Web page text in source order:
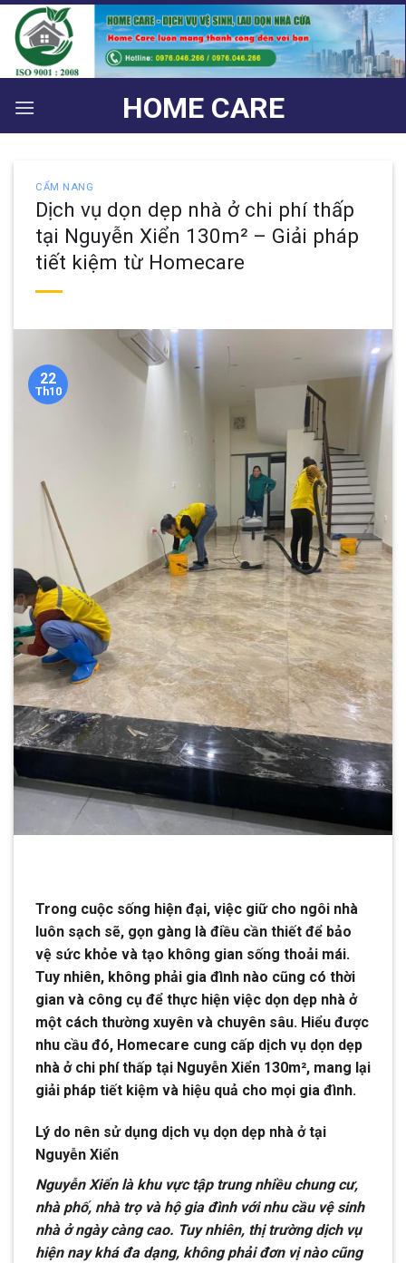
Bỏ
qua
nội
dung
HOME CARE
CẨM NANG
Dịch vụ dọn dẹp nhà ở chi phí thấp
tại Nguyễn Xiển 130m² – Giải pháp
tiết kiệm từ Homecare
22
Th10
Trong cuộc sống hiện đại, việc giữ cho ngôi nhà
luôn sạch sẽ, gọn gàng là điều cần thiết để bảo
vệ sức khỏe và tạo không gian sống thoải mái.
Tuy nhiên, không phải gia đình nào cũng có thời
gian và công cụ để thực hiện việc dọn dẹp nhà ở
một cách thường xuyên và chuyên sâu. Hiểu được
nhu cầu đó, Homecare cung cấp dịch vụ dọn dẹp
nhà ở chi phí thấp tại Nguyễn Xiển 130m², mang lại
giải pháp tiết kiệm và hiệu quả cho mọi gia đình.
Lý do nên sử dụng dịch vụ dọn dẹp nhà ở tại
Nguyễn Xiển
Nguyễn Xiển là khu vực tập trung nhiều chung cư,
nhà phố, nhà trọ và hộ gia đình với nhu cầu vệ sinh
nhà ở ngày càng cao. Tuy nhiên, thị trường dịch vụ
hiện nay khá đa dạng, không phải đơn vị nào cũng